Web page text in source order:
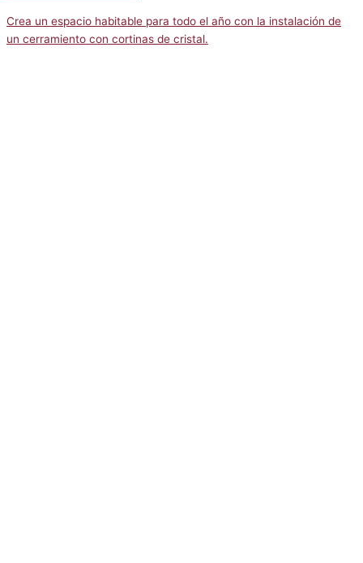
Crea un espacio habitable para todo el año con la instalación de
un cerramiento con cortinas de cristal.